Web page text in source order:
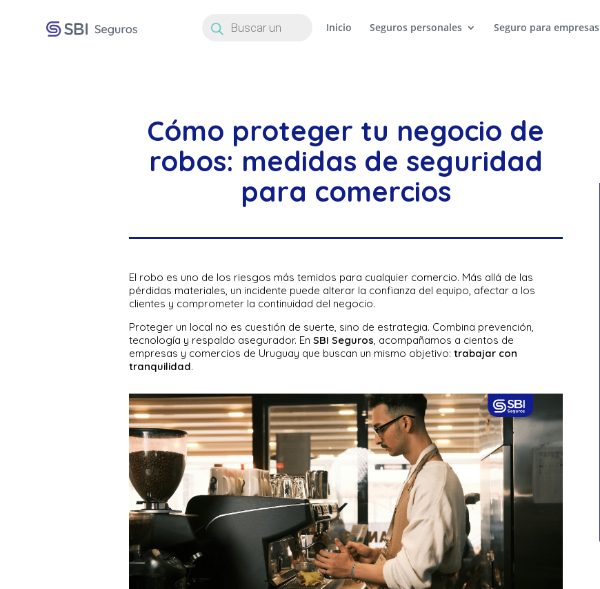
de
productos
Inicio Seguros personales Seguro para empresas
Cómo proteger tu negocio de
robos: medidas de seguridad
para comercios
El robo es uno de los riesgos más temidos para cualquier comercio. Más allá de las
pérdidas materiales, un incidente puede alterar la confianza del equipo, afectar a los
clientes y comprometer la continuidad del negocio.
Proteger un local no es cuestión de suerte, sino de estrategia. Combina prevención,
tecnología y respaldo asegurador. En SBI Seguros, acompañamos a cientos de
empresas y comercios de Uruguay que buscan un mismo objetivo: trabajar con
tranquilidad.